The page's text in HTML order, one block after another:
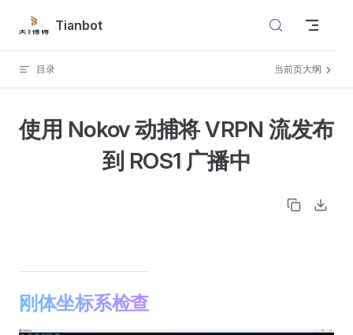
Skip to content
Tianbot
目录 当前页大纲
使用 Nokov 动捕将 VRPN 流发布
到 ROS1 广播中
刚体坐标系检查